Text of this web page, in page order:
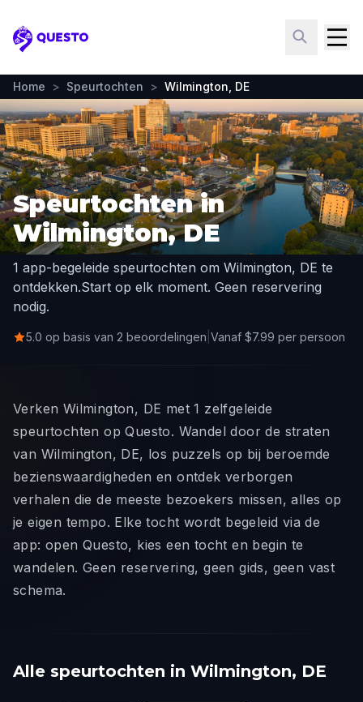
Questo
Home > Speurtochten > Wilmington, DE
Speurtochten in
Wilmington, DE
1 app-begeleide speurtochten om Wilmington, DE te
ontdekken.Start op elk moment. Geen reservering
nodig.
5.0 op basis van 2 beoordelingen Vanaf $7.99 per persoon
Verken Wilmington, DE met 1 zelfgeleide
speurtochten op Questo. Wandel door de straten
van Wilmington, DE, los puzzels op bij beroemde
bezienswaardigheden en ontdek verborgen
verhalen die de meeste bezoekers missen, alles op
je eigen tempo. Elke tocht wordt begeleid via de
app: open Questo, kies een tocht en begin te
wandelen. Geen reservering, geen gids, geen vast
schema.
Alle speurtochten in Wilmington, DE